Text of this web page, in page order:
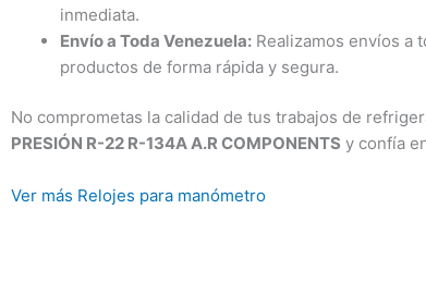
inmediata.
Envío a Toda Venezuela: Realizamos envíos a
productos de forma rápida y segura.
No comprometas la calidad de tus trabajos de
PRESIÓN R-22 R-134A A.R COMPONENTS y confía
Ver más Relojes para manómetro